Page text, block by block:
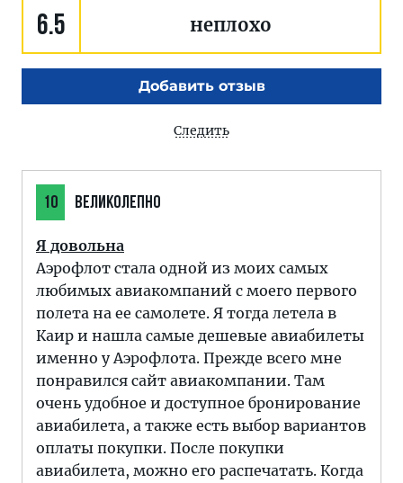
6.5 неплохо
Добавить отзыв
Следить
10 ВЕЛИКОЛЕПНО
Я довольна
Аэрофлот стала одной из моих самых
любимых авиакомпаний с моего первого
полета на ее самолете. Я тогда летела в
Каир и нашла самые дешевые авиабилеты
именно у Аэрофлота. Прежде всего мне
понравился сайт авиакомпании. Там
очень удобное и доступное бронирование
авиабилета, а также есть выбор вариантов
оплаты покупки. После покупки
авиабилета, можно его распечатать. Когда